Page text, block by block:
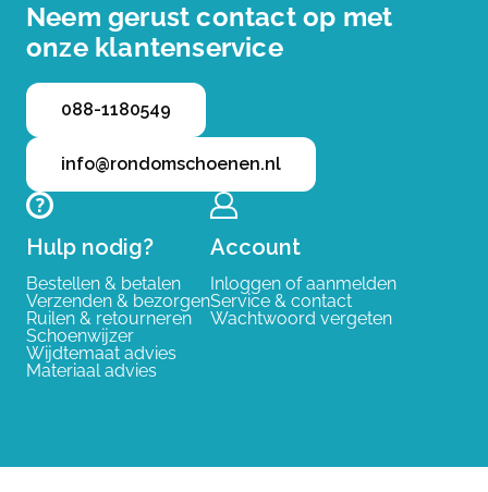
Neem gerust contact op met
onze klantenservice
088-1180549
info@rondomschoenen.nl
Hulp nodig?
Bestellen & betalen
Verzenden & bezorgen
Ruilen & retourneren
Schoenwijzer
Wijdtemaat advies
Materiaal advies
Account
Inloggen of aanmelden
Service & contact
Wachtwoord vergeten